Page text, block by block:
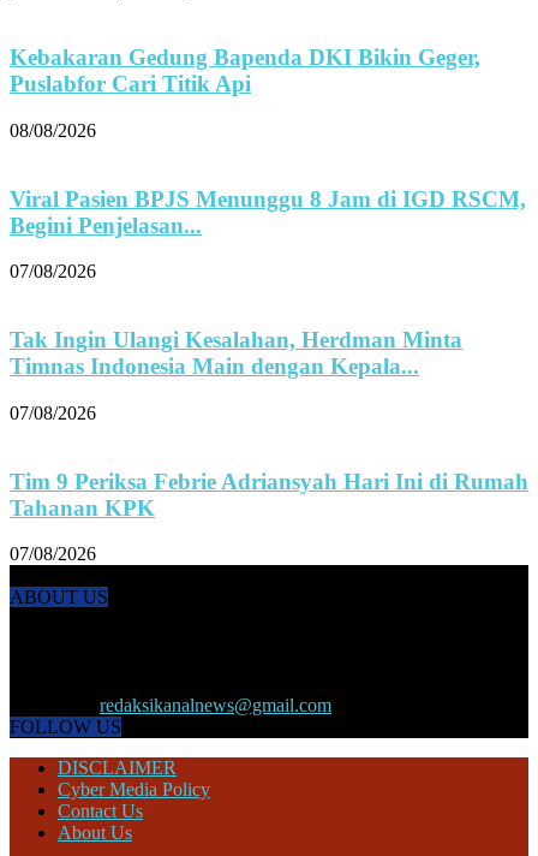
Kebakaran Gedung Bapenda DKI Bikin Geger,
Puslabfor Cari Titik Api
08/08/2026
Viral Pasien BPJS Menunggu 8 Jam di IGD RSCM,
Begini Penjelasan...
07/08/2026
Tak Ingin Ulangi Kesalahan, Herdman Minta
Timnas Indonesia Main dengan Kepala...
07/08/2026
Tim 9 Periksa Febrie Adriansyah Hari Ini di Rumah
Tahanan KPK
07/08/2026
ABOUT US
redaksikanalnews@gmail.com
FOLLOW US
DISCLAIMER
Cyber Media Policy
Contact Us
About Us